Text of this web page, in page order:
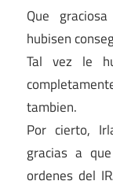
Que
hubisen
Tal vez le
tambien.
Por cierto,
gracias a
ordenes del